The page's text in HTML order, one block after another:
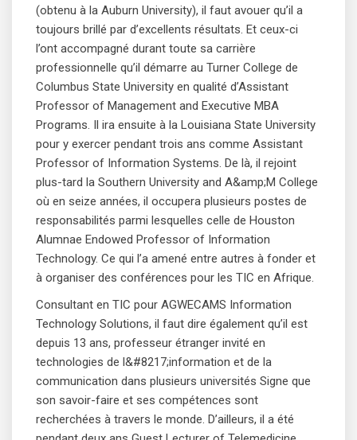
(obtenu à la Auburn University), il faut avouer qu’il a
toujours brillé par d’excellents résultats. Et ceux-ci
l’ont accompagné durant toute sa carrière
professionnelle qu’il démarre au Turner College de
Columbus State University en qualité d’Assistant
Professor of Management and Executive MBA
Programs. Il ira ensuite à la Louisiana State University
pour y exercer pendant trois ans comme Assistant
Professor of Information Systems. De là, il rejoint
plus-tard la Southern University and A&amp;M College
où en seize années, il occupera plusieurs postes de
responsabilités parmi lesquelles celle de Houston
Alumnae Endowed Professor of Information
Technology. Ce qui l’a amené entre autres à fonder et
à organiser des conférences pour les TIC en Afrique.
Consultant en TIC pour AGWECAMS Information
Technology Solutions, il faut dire également qu’il est
depuis 13 ans, professeur étranger invité en
technologies de l&#8217;information et de la
communication dans plusieurs universités Signe que
son savoir-faire et ses compétences sont
recherchées à travers le monde. D’ailleurs, il a été